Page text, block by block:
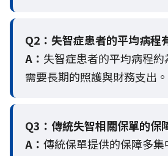
Q2： 失智症患者的平均病程
A： 失智症患者的平均病程
需要長期的照護與財務支出。
Q3： 傳統失智相關保單的保
A： 傳統保單提供的保障多